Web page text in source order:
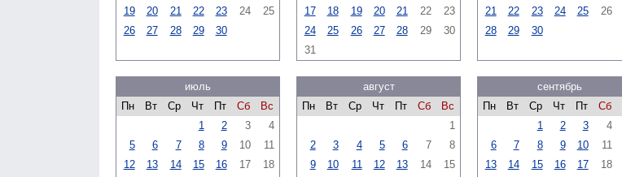
19
20 21 22 23 24
25
26
27 28 29 30
17
18 19 20 21 22
23
24
25 26 27 28 29
30
31
21
22 23 24 25 26
28
29 30
июль
Пн
Вт Ср Чт Пт Сб
Вс
1
2 3
4
5
6 7 8 9 10
11
12
13 14 15 16 17
18
август
Пн
Вт Ср Чт Пт Сб
Вс
1
2
3 4 5 6 7
8
9
10 11 12 13 14
15
сентябрь
Пн
Вт Ср Чт Пт Сб
1
2 3 4
6
7 8 9 10 11
13
14 15 16 17 18